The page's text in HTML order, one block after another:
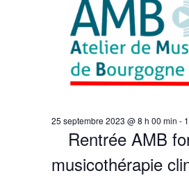
Rentrée AMB
musicothérapie
25 septembre 2023 @ 8 h 00 min -